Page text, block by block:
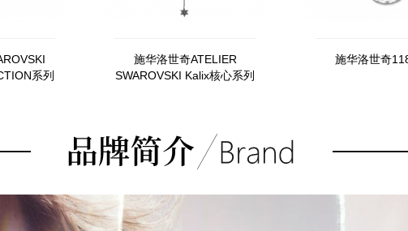
系列
施华洛世奇ATELIER
SWAROVSKI Kalix核心系列
施华洛世奇